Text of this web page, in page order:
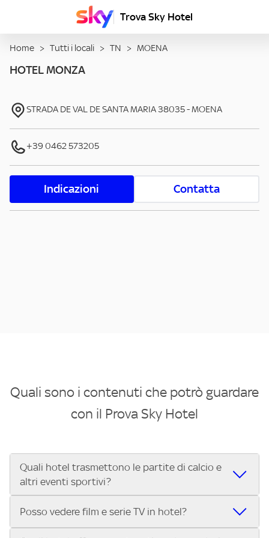
Trova Sky Hotel
Home > Tutti i locali > TN > MOENA
HOTEL MONZA
STRADA DE VAL DE SANTA MARIA38035-MOENA
+39 0462 573205
Indicazioni Contatta
Quali sono i contenuti che potrò guardare
con il Prova Sky Hotel
Quali hotel trasmettono le partite di calcio e
altri eventi sportivi?
Se cerchi un hotel dove poter vedere le partite di Serie A,
Posso vedere film e serie TV in hotel?